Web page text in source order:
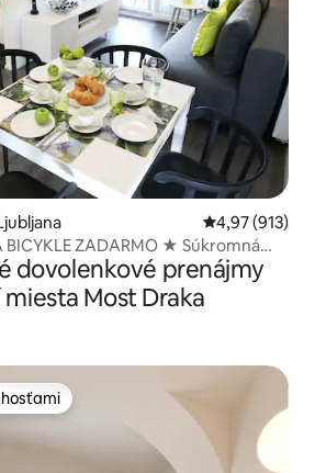
Priemerné
4,97 (913)
dovolenkové prenájmy
Most Draka
hosťami